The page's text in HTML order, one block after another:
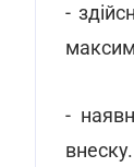
-
-
внеску.